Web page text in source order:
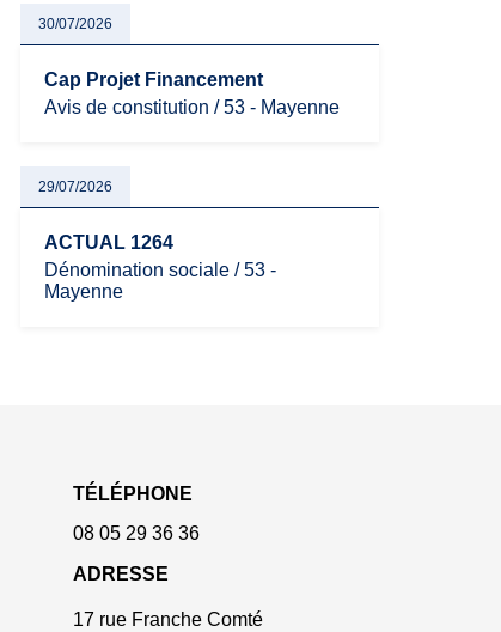
30/07/2026
Cap Projet Financement
Avis de constitution / 53 - Mayenne
29/07/2026
ACTUAL 1264
Dénomination sociale / 53 -
Mayenne
TÉLÉPHONE
08 05 29 36 36
ADRESSE
17 rue Franche Comté